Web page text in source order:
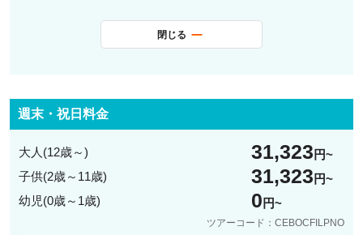
閉じる
週末・祝日料金
大人(12歳～) 31,323 円
子供(2歳～11歳)
31,323 円
幼児(0歳～1歳)
0 円
ツアーコード：CEBOCFILPNO